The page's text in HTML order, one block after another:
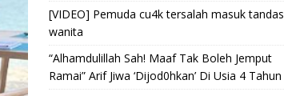
[VIDEO] Pemuda cu4k tersalah masuk tandas
wanita
“Alhamdulillah Sah! Maaf Tak Boleh Jemput
Ramai” Arif Jiwa ‘Dijod0hkan’ Di Usia 4 Tahun